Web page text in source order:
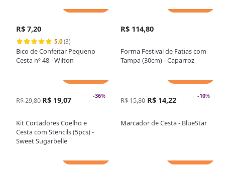
R$ 7,20
5.0(3)
Bico de Confeitar Pequeno
Cesta nº 48 - Wilton
R$ 114,80
Forma Festival de Fatias com
Tampa (30cm) - Caparroz
-36%
R$ 29,80 R$ 19,07
Kit Cortadores Coelho e
Cesta com Stencils (5pcs) -
Sweet Sugarbelle
-10%
R$ 15,80 R$ 14,22
Marcador de Cesta - BlueStar